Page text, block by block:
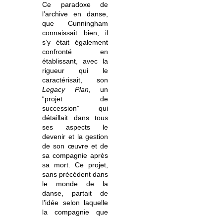
Ce paradoxe de
l’archive en danse,
que Cunningham
connaissait bien, il
s’y était également
confronté en
établissant, avec la
rigueur qui le
caractérisait, son
Legacy Plan, un
“projet de
succession” qui
détaillait dans tous
ses aspects le
devenir et la gestion
de son œuvre et de
sa compagnie après
sa mort. Ce projet,
sans précédent dans
le monde de la
danse, partait de
l’idée selon laquelle
la compagnie que